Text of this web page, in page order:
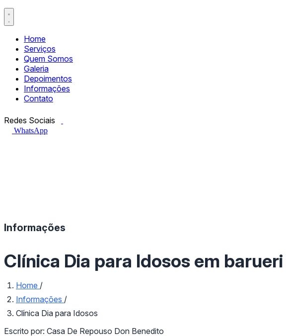
Home
Serviços
Quem Somos
Galeria
Depoimentos
Informações
Contato
Redes Sociais
WhatsApp
Informações
Clínica Dia para Idosos em barueri
Home /
Informações /
Clínica Dia para Idosos
Escrito por: Casa De Repouso Don Benedito